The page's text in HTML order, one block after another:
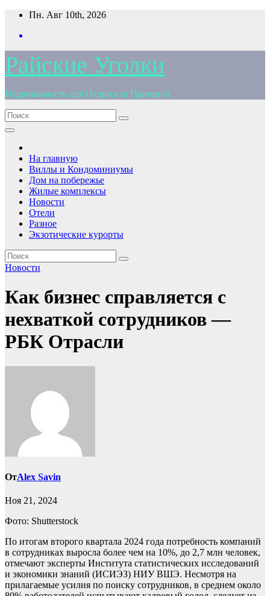
Перейти
содержимому
Пн. Авг 10th, 2026
Райские Уголки
Недвижимость для Отдыха за Границей
На главную
Виллы и Кондоминиумы
Дом на побережье
Жилые комплексы
Новости
Отели
Разное
Экзотические курорты
Новости
Как бизнес справляется с
нехваткой сотрудников —
РБК Отрасли
ОтAlex Savin
Ноя 21, 2024
Фото: Shutterstock
По итогам второго квартала 2024 года потребность компаний
в сотрудниках выросла более чем на 10%, до 2,7 млн человек,
отмечают эксперты Института статистических исследований
и экономики знаний (ИСИЭЗ) НИУ ВШЭ. Несмотря на
прилагаемые усилия по поиску сотрудников, в среднем около